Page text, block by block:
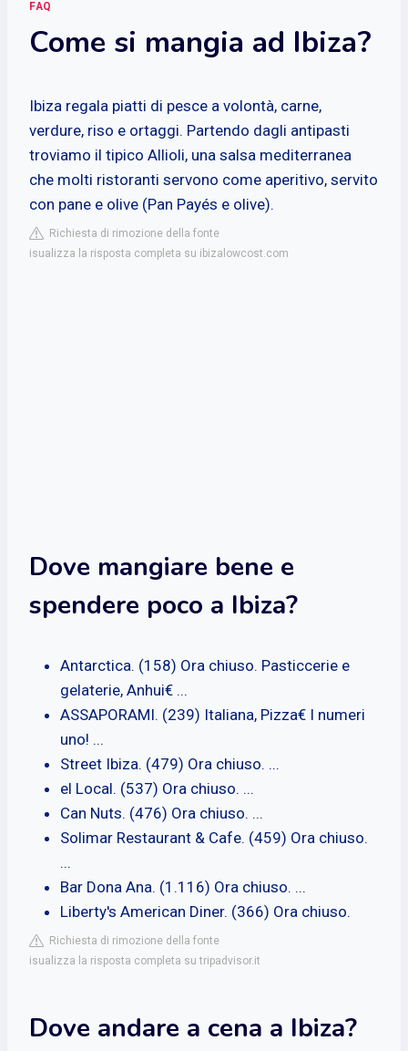
FAQ
Come si mangia ad Ibiza?
Ibiza regala piatti di pesce a volontà, carne,
verdure, riso e ortaggi. Partendo dagli antipasti
troviamo il tipico Allioli, una salsa mediterranea
che molti ristoranti servono come aperitivo, servito
con pane e olive (Pan Payés e olive).
Richiesta di rimozione della fonte
isualizza la risposta completa su ibizalowcost.com
Dove mangiare bene e
spendere poco a Ibiza?
Antarctica. (158) Ora chiuso. Pasticcerie e
gelaterie, Anhui€ ...
ASSAPORAMI. (239) Italiana, Pizza€ I numeri
uno! ...
Street Ibiza. (479) Ora chiuso. ...
el Local. (537) Ora chiuso. ...
Can Nuts. (476) Ora chiuso. ...
Solimar Restaurant & Cafe. (459) Ora chiuso.
...
Bar Dona Ana. (1.116) Ora chiuso. ...
Liberty's American Diner. (366) Ora chiuso.
Richiesta di rimozione della fonte
isualizza la risposta completa su tripadvisor.it
Dove andare a cena a Ibiza?